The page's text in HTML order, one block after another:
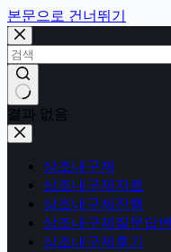
본문으로 건너뛰기
결과 없음
상조내구제
상조내구제자료
상조내구제진행
상조내구제질문답변
상조내구제후기